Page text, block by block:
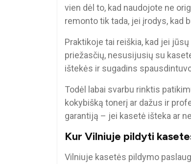
vien dėl to, kad naudojote ne
remonto tik tada, jei įrodys, kad
Praktikoje tai reiškia, kad jei
priežasčių, nesusijusių su
ištekės ir sugadins
Todėl labai svarbu rinktis
kokybišką tonerį ar dažus ir
garantiją – jei kasetė išteka ar
Kur Vilniuje pildyti
Vilniuje kasetės pildymo